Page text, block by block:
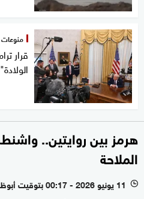
منوعات
قرار
الولادة"..
هرمز بين روايتين..
الملاحة
l 11 يونيو 2026 - 00:17 بتوقيت أبوظبي